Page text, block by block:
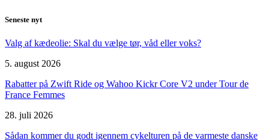
Seneste nyt
Valg af kædeolie: Skal du vælge tør, våd eller voks?
5. august 2026
Rabatter på Zwift Ride og Wahoo Kickr Core V2 under Tour de
France Femmes
28. juli 2026
Sådan kommer du godt igennem cykelturen på de varmeste danske